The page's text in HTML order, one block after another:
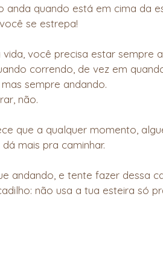
anda quando está em cima da
se estrepa!
vida, você precisa estar sempre
correndo, de vez em
mas sempre andando.
não.
que a qualquer momento,
mais pra caminhar.
andando, e tente fazer dessa
não usa a tua esteira só